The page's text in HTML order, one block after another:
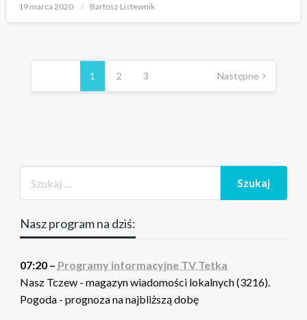
Opublikowane
19 marca 2020 Bartosz Listewnik
Stronicowanie
1 2 3 Następne
Nasz program na dziś:
07:20 – Programy informacyjne TV Tetka
Nasz Tczew - magazyn wiadomości lokalnych (3216).
Pogoda - prognoza na najbliższą dobę